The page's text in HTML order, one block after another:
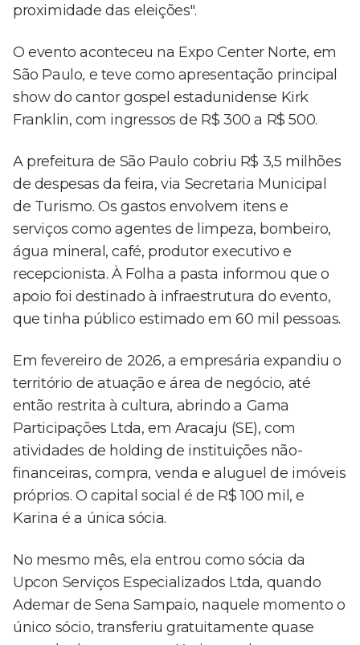
proximidade das eleições".
O evento aconteceu na Expo Center Norte, em
São Paulo, e teve como apresentação principal
show do cantor gospel estadunidense Kirk
Franklin, com ingressos de R$ 300 a R$ 500.
A prefeitura de São Paulo cobriu R$ 3,5 milhões
de despesas da feira, via Secretaria Municipal
de Turismo. Os gastos envolvem itens e
serviços como agentes de limpeza, bombeiro,
água mineral, café, produtor executivo e
recepcionista. À Folha a pasta informou que o
apoio foi destinado à infraestrutura do evento,
que tinha público estimado em 60 mil pessoas.
Em fevereiro de 2026, a empresária expandiu o
território de atuação e área de negócio, até
então restrita à cultura, abrindo a Gama
Participações Ltda, em Aracaju (SE), com
atividades de holding de instituições não-
financeiras, compra, venda e aluguel de imóveis
próprios. O capital social é de R$ 100 mil, e
Karina é a única sócia.
No mesmo mês, ela entrou como sócia da
Upcon Serviços Especializados Ltda, quando
Ademar de Sena Sampaio, naquele momento o
único sócio, transferiu gratuitamente quase